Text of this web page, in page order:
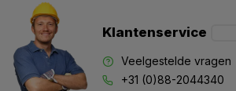
Klantenservice
Veelgestelde vragen
+31 (0)88-2044340